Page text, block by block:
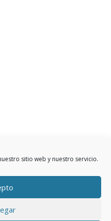
sitio web y nuestro servicio.